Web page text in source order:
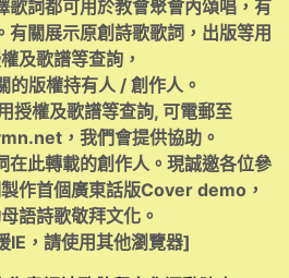
歌詞都可用於教會聚會內頌唱，有
有關展示原創詩歌歌詞，出版等用
及歌譜等查詢，
的版權持有人 / 創作人。
授權及歌譜等查詢, 可電郵至
，我們會提供協助。
在此轉載的創作人。現誠邀各位參
作首個廣東話版Cover demo，
語詩歌敬拜文化。
IE，請使用其他瀏覽器]